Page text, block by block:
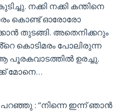
നക്കി നക്കി കന്തിനെ
കൊണ്ട് ഓരോരോ
തുടങ്ങി. അതെനിക്കറും
കൊടിമരം പോലിരുന്ന
ഉരച്ചു.
മോനെ…
: “നിന്നെ ഇന്ന് ഞാൻ